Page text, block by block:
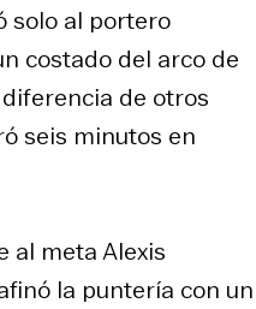
solo al portero
costado del arco de
de otros
seis minutos en
al meta Alexis
la puntería con un